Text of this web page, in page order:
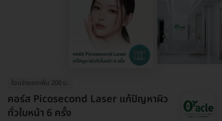
โอนจ่ายลดเพิ่ม 200 บ.
คอร์ส Picosecond Laser แก้ปัญหาผิว
ทั่วใบหน้า 6 ครั้ง